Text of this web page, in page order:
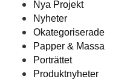
Nya Projekt
Nyheter
Okategoriserade
Papper & Massa
Porträttet
Produktnyheter